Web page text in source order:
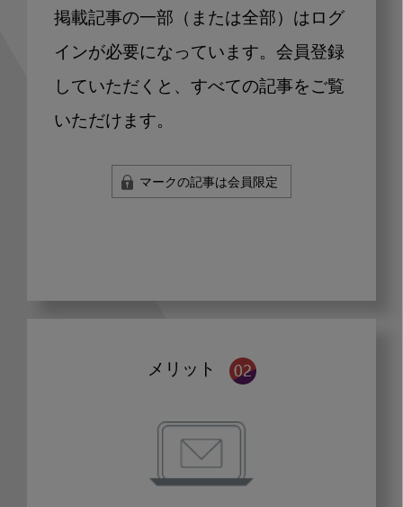
掲載記事の一部（または全部）はログ
インが必要になっています。会員登録
していただくと、すべての記事をご覧
いただけます。
マークの記事は会員限定
メリット